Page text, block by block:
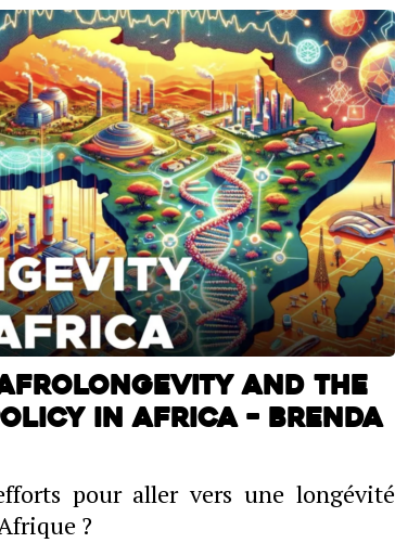
Afrolongevity and the
in Africa – Brenda
pour aller vers une longévité
?